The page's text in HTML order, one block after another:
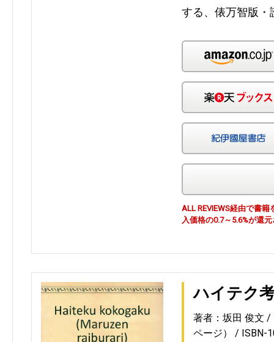
する、俵万智版・
ALL REVIEWS経由で書
入価格の0.7～5.6%が還
ハイテク
著者：坂田 俊文
ページ）
ISBN-